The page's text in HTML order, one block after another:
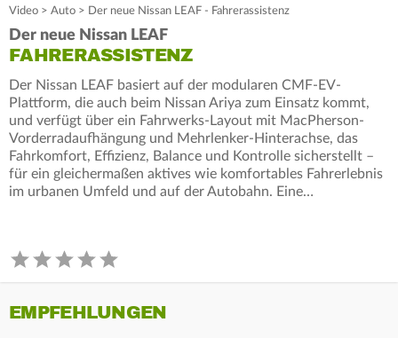
Video > Auto > Der neue Nissan LEAF - Fahrerassistenz
Der neue Nissan LEAF
FAHRERASSISTENZ
Der Nissan LEAF basiert auf der modularen CMF-EV-
Plattform, die auch beim Nissan Ariya zum Einsatz kommt,
und verfügt über ein Fahrwerks-Layout mit MacPherson-
Vorderradaufhängung und Mehrlenker-Hinterachse, das
Fahrkomfort, Effizienz, Balance und Kontrolle sicherstellt –
für ein gleichermaßen aktives wie komfortables Fahrerlebnis
im urbanen Umfeld und auf der Autobahn. Eine…
EMPFEHLUNGEN